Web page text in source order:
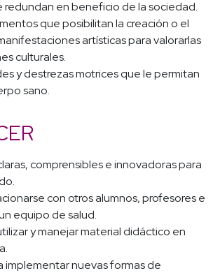
redundan en beneficio de la sociedad.
que posibilitan la creación o el
artísticas para valorarlas
culturales.
y destrezas motrices que le permitan
sano.
comprensibles e innovadoras para
con otros alumnos, profesores e
equipo de salud.
y manejar material didáctico en
implementar nuevas formas de